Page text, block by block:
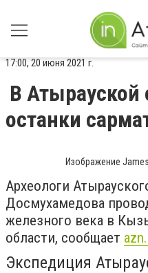
17:00, 20 июня 2021 г.
В Атырауской
останки
Изображение
Археологи
Досмухамедова
железного века в
области, сообщает
Экспедиция